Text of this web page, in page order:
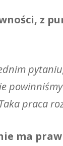
z
praca
ma